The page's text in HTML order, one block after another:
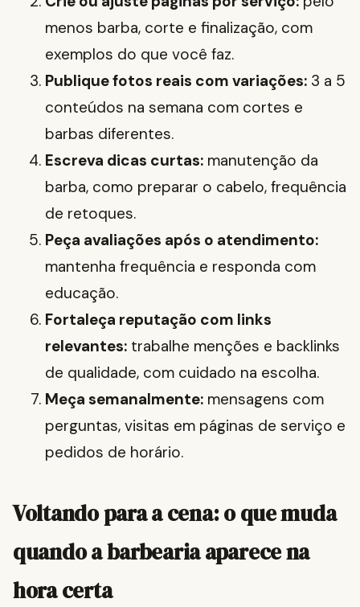
menos barba, corte e finalização, com
exemplos do que você faz.
Publique fotos reais com variações: 3 a 5
conteúdos na semana com cortes e
barbas diferentes.
Escreva dicas curtas: manutenção da
barba, como preparar o cabelo, frequência
de retoques.
Peça avaliações após o atendimento:
mantenha frequência e responda com
educação.
Fortaleça reputação com links
relevantes: trabalhe menções e backlinks
de qualidade, com cuidado na escolha.
Meça semanalmente: mensagens com
perguntas, visitas em páginas de serviço e
pedidos de horário.
Voltando para a cena: o que muda
quando a barbearia aparece na
hora certa